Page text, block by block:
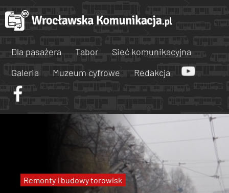
Dla pasażera Tabor
Sieć komunikacyjna
Galeria
Muzeum cyfrowe Redakcja
Remonty i budowy torowisk